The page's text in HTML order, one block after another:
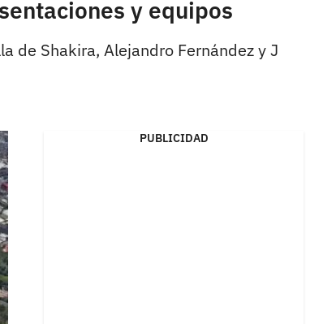
y equipos
de Shakira, Alejandro Fernández y J
PUBLICIDAD